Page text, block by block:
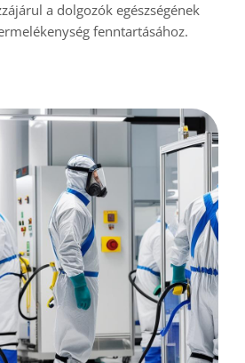
a dolgozók egészségének
fenntartásához.